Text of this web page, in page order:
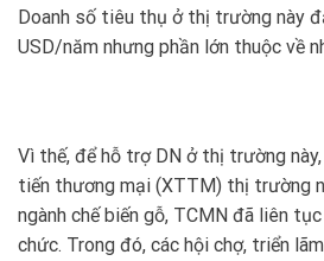
Doanh số tiêu thụ ở thị trường này
USD/năm nhưng phần lớn thuộc về
Vì thế, để hỗ trợ DN ở thị trường
tiến thương mại (XTTM) thị trường
ngành chế biến gỗ, TCMN đã liên
chức. Trong đó, các hội chợ, triển